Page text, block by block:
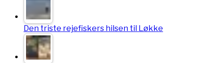
Den triste rejefiskers hilsen til Løkke